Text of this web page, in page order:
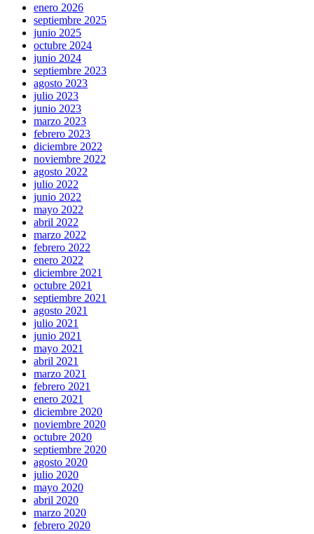
enero 2026
septiembre 2025
junio 2025
octubre 2024
junio 2024
septiembre 2023
agosto 2023
julio 2023
junio 2023
marzo 2023
febrero 2023
diciembre 2022
noviembre 2022
agosto 2022
julio 2022
junio 2022
mayo 2022
abril 2022
marzo 2022
febrero 2022
enero 2022
diciembre 2021
octubre 2021
septiembre 2021
agosto 2021
julio 2021
junio 2021
mayo 2021
abril 2021
marzo 2021
febrero 2021
enero 2021
diciembre 2020
noviembre 2020
octubre 2020
septiembre 2020
agosto 2020
julio 2020
mayo 2020
abril 2020
marzo 2020
febrero 2020